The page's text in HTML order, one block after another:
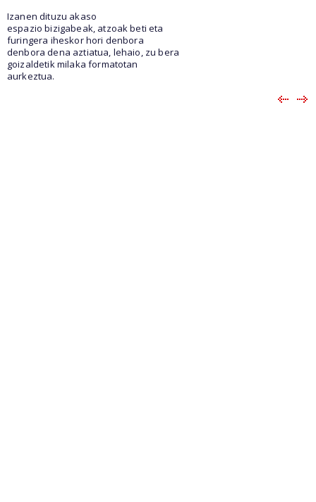
Izanen dituzu akaso
espazio bizigabeak, atzoak beti eta
furingera iheskor hori denbora
denbora dena aztiatua, lehaio, zu bera
goizaldetik milaka formatotan
aurkeztua.